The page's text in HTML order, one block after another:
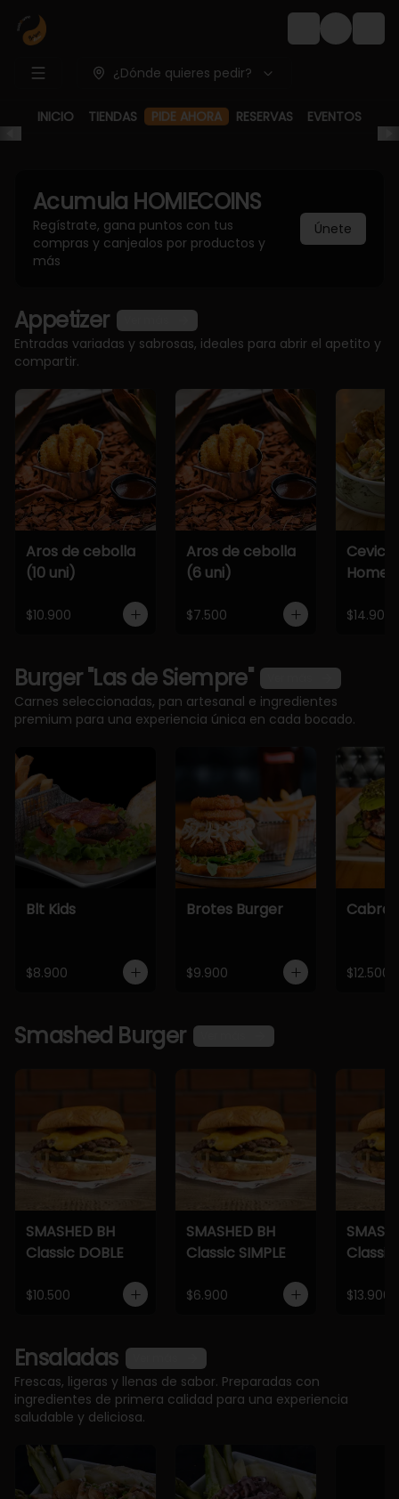
Login
¿Dónde quieres pedir?
INICIO TIENDAS PIDE AHORA RESERVAS EVENTOS
Acumula HOMIECOINS
Regístrate, gana puntos con tus
compras y canjealos por productos y
más
Únete
Appetizer
Entradas variadas y sabrosas, ideales para abrir el apetito y
compartir.
Aros de cebolla
(10 uni)
$10.900
Aros de cebolla
(6 uni)
$7.500
Home
$14.900
Burger "Las de Siempre"
Carnes seleccionadas, pan artesanal e ingredientes
premium para una experiencia única en cada bocado.
Blt Kids
$8.900
Brotes Burger
$9.900
Cabra
$12.500
Smashed Burger
SMASHED BH
Classic DOBLE
$10.500
SMASHED BH
Classic SIMPLE
$6.900
Classic
$13.900
Ensaladas
Frescas, ligeras y llenas de sabor. Preparadas con
ingredientes de primera calidad para una experiencia
saludable y deliciosa.